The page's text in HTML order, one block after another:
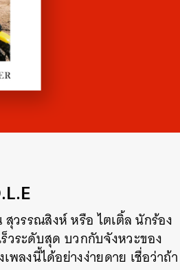
วรรณสิงห์ หรือ ไตเติ้ล นักร้อง
วระดับสุด บวกกับจังหวะของ
ลงนี้ได้อย่างง่ายดาย เชื่อว่าถ้า